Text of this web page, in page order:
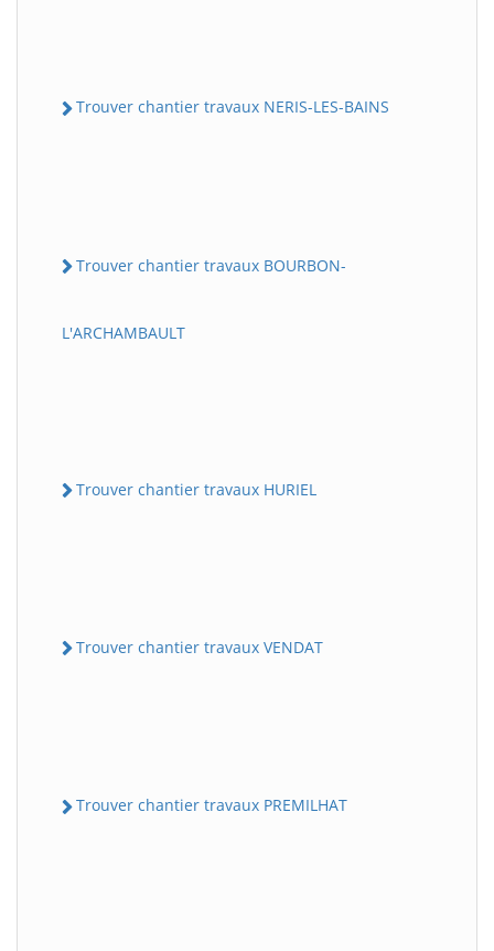
Trouver chantier travaux NERIS-LES-BAINS
Trouver chantier travaux BOURBON-
L'ARCHAMBAULT
Trouver chantier travaux HURIEL
Trouver chantier travaux VENDAT
Trouver chantier travaux PREMILHAT